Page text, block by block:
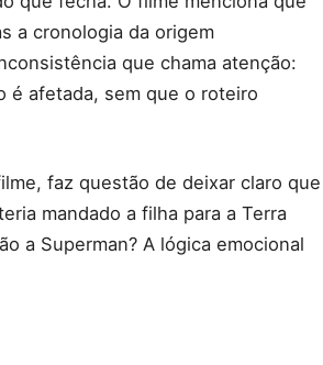
a cronologia da origem
que chama atenção:
é afetada, sem que o roteiro
faz questão de deixar claro que
mandado a filha para a Terra
a Superman? A lógica emocional